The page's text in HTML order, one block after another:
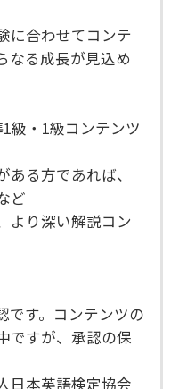
に合わせてコンテ
なる成長が見込め
級・1級コンテンツ
ある方であれば、
ど
より深い解説コン
です。コンテンツの
ですが、承認の保
日本英語検定協会